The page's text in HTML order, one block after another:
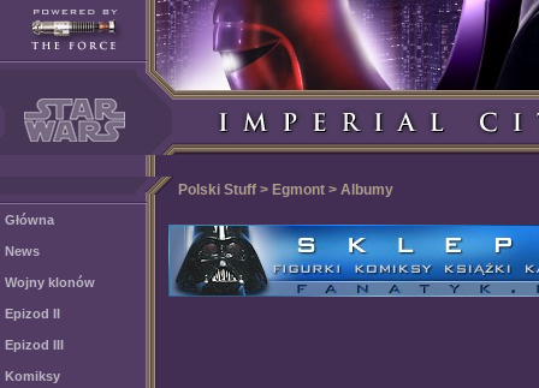
Polski Stuff > Egmont > Albumy
Główna
News
Wojny klonów
Epizod II
Epizod III
Komiksy